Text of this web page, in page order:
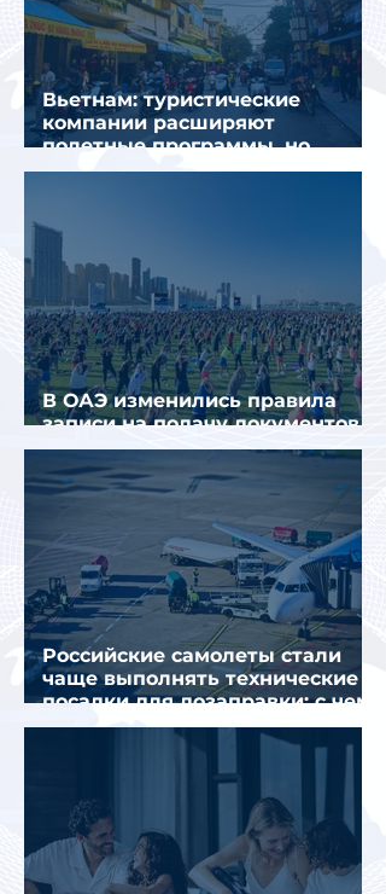
Вьетнам: туристические
компании расширяют
полетные программы, но
избегают прежних ошибок
В ОАЭ изменились правила
записи на подачу документов
для визы в Испанию
Российские самолеты стали
чаще выполнять технические
посадки для дозаправки: с чем
это связано